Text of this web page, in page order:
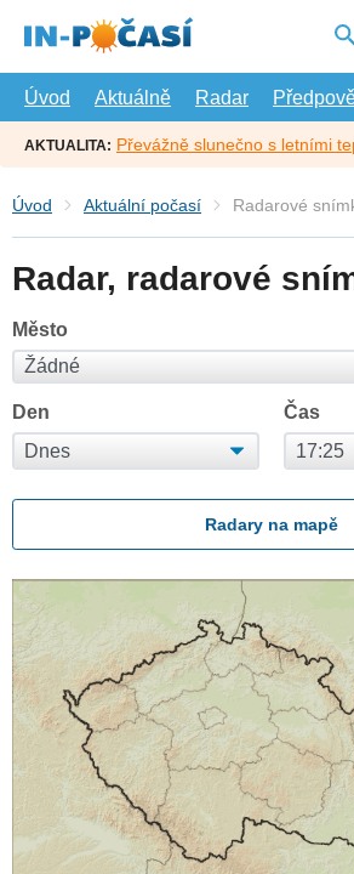
hlavní
Úvod
Aktuálně Radar
AKTUALITA: Převážně slunečno s letními
Úvod Aktuální počasí Radarové
Radar, radarové
Město
Den Čas
Radary na mapě